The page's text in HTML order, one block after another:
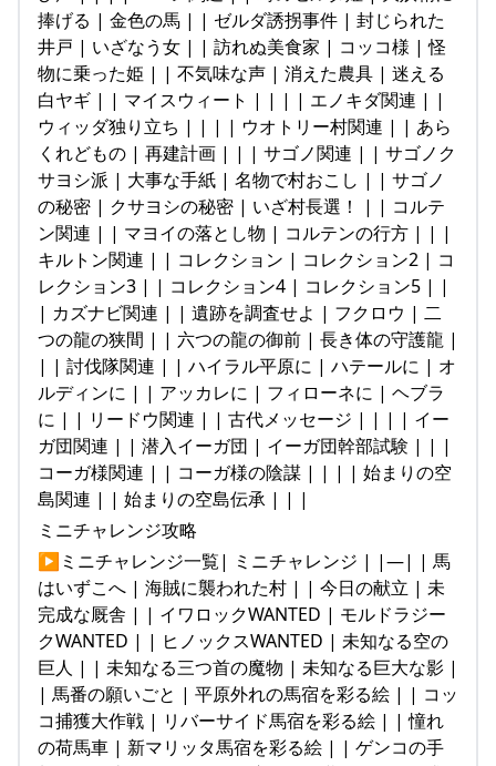
捧げる | 金色の馬 | | ゼルダ誘拐事件 | 封じられた
井戸 | いざなう女 | | 訪れぬ美食家 | コッコ様 | 怪
物に乗った姫 | | 不気味な声 | 消えた農具 | 迷える
白ヤギ | | マイスウィート | | | | エノキダ関連 | |
ウィッダ独り立ち | | | | ウオトリー村関連 | | あら
くれどもの | 再建計画 | | | サゴノ関連 | | サゴノク
サヨシ派 | 大事な手紙 | 名物で村おこし | | サゴノ
の秘密 | クサヨシの秘密 | いざ村長選！ | | コルテ
ン関連 | | マヨイの落とし物 | コルテンの行方 | | |
キルトン関連 | | コレクション | コレクション2 | コ
レクション3 | | コレクション4 | コレクション5 | |
| カズナビ関連 | | 遺跡を調査せよ | フクロウ | 二
つの龍の狭間 | | 六つの龍の御前 | 長き体の守護龍 |
| | 討伐隊関連 | | ハイラル平原に | ハテールに | オ
ルディンに | | アッカレに | フィローネに | ヘブラ
に | | リードウ関連 | | 古代メッセージ | | | | イー
ガ団関連 | | 潜入イーガ団 | イーガ団幹部試験 | | |
コーガ様関連 | | コーガ様の陰謀 | | | | 始まりの空
島関連 | | 始まりの空島伝承 | | |
ミニチャレンジ攻略
▶ミニチャレンジ一覧| ミニチャレンジ | |—| | 馬
はいずこへ | 海賊に襲われた村 | | 今日の献立 | 未
完成な厩舎 | | イワロックWANTED | モルドラジー
クWANTED | | ヒノックスWANTED | 未知なる空の
巨人 | | 未知なる三つ首の魔物 | 未知なる巨大な影 |
| 馬番の願いごと | 平原外れの馬宿を彩る絵 | | コッ
コ捕獲大作戦 | リバーサイド馬宿を彩る絵 | | 憧れ
の荷馬車 | 新マリッタ馬宿を彩る絵 | | ゲンコの手